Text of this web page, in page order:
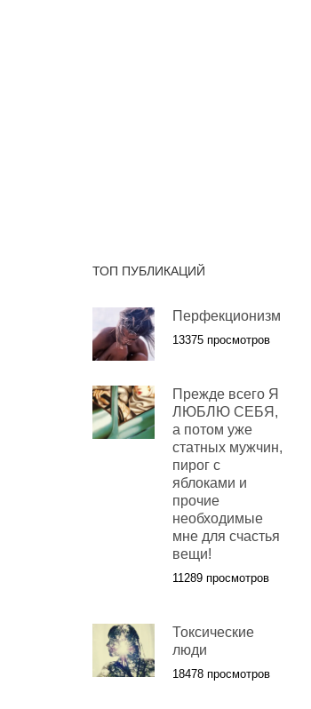
ТОП ПУБЛИКАЦИЙ
Перфекционизм
13375 просмотров
Прежде всего Я
ЛЮБЛЮ СЕБЯ,
а потом уже
статных мужчин,
пирог с
яблоками и
прочие
необходимые
мне для счастья
вещи!
11289 просмотров
Токсические
люди
18478 просмотров